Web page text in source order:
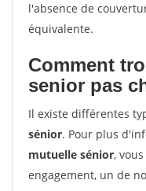
l'absence de
équivalente.
Comment
senior pas
Il existe différentes
sénior. Pour plus
mutuelle sénior,
engagement, un de